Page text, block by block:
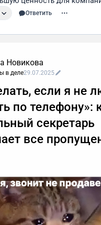
Ответить
Новикова
в деле29.07.2025
если я не
по телефону»:
секретарь
все